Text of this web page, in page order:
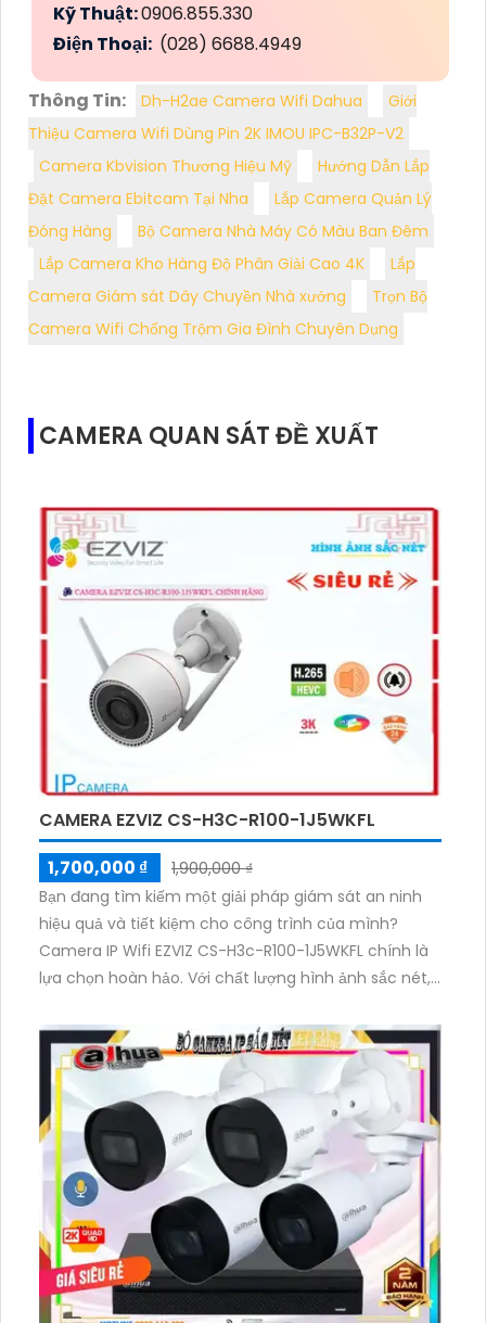
Kỹ Thuật:0906.855.330
Điện Thoại: (028) 6688.4949
Thông Tin: Dh-H2ae Camera Wifi Dahua
Giới
Thiệu Camera Wifi Dùng Pin 2K IMOU IPC-B32P-V2
Camera Kbvision Thương Hiệu Mỹ
Hướng Dẫn Lắp
Đặt Camera Ebitcam Tại Nha
Lắp Camera Quản Lý
Đóng Hàng
Bộ Camera Nhà Máy Có Màu Ban Đêm
Lắp Camera Kho Hàng Độ Phân Giải Cao 4K
Lắp
Camera Giám sát Dây Chuyền Nhà xưởng
Trọn Bộ
Camera Wifi Chống Trộm Gia Đình Chuyên Dụng
CAMERA QUAN SÁT ĐỀ XUẤT
CAMERA EZVIZ CS-H3C-R100-1J5WKFL
1,700,000 ₫
1,900,000 ₫
Bạn đang tìm kiếm một giải pháp giám sát an ninh
hiệu quả và tiết kiệm cho công trình của mình?
Camera IP Wifi EZVIZ CS-H3c-R100-1J5WKFL chính là
lựa chọn hoàn hảo. Với chất lượng hình ảnh sắc nét,
Wifi ổn định, camera giúp bạn bảo vệ tài sản một
cách hiệu quả.